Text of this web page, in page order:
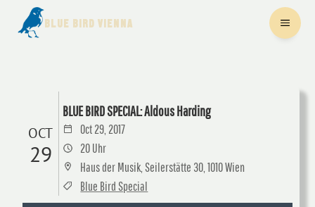
BLUE BIRD VIENNA
OCT
29
BLUE BIRD SPECIAL: Aldous Harding
Oct 29, 2017
20 Uhr
Haus der Musik, Seilerstätte 30, 1010 Wien
Blue Bird Special